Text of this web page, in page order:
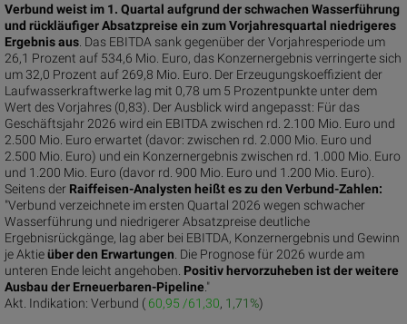
Verbund weist im 1. Quartal aufgrund der schwachen Wasserführung
und rückläufiger Absatzpreise ein zum Vorjahresquartal niedrigeres
Ergebnis aus . Das EBITDA sank gegenüber der Vorjahresperiode um
26,1 Prozent auf 534,6 Mio. Euro, das Konzernergebnis verringerte sich
um 32,0 Prozent auf 269,8 Mio. Euro. Der Erzeugungskoeffizient der
Laufwasserkraftwerke lag mit 0,78 um 5 Prozentpunkte unter dem
Wert des Vorjahres (0,83). Der Ausblick wird angepasst: Für das
Geschäftsjahr 2026 wird ein EBITDA zwischen rd. 2.100 Mio. Euro und
2.500 Mio. Euro erwartet (davor: zwischen rd. 2.000 Mio. Euro und
2.500 Mio. Euro) und ein Konzernergebnis zwischen rd. 1.000 Mio. Euro
und 1.200 Mio. Euro (davor rd. 900 Mio. Euro und 1.200 Mio. Euro).
Seitens der Raiffeisen-Analysten heißt es zu den Verbund-Zahlen:
"Verbund verzeichnete im ersten Quartal 2026 wegen schwacher
Wasserführung und niedrigerer Absatzpreise deutliche
Ergebnisrückgänge, lag aber bei EBITDA, Konzernergebnis und Gewinn
je Aktieüber den Erwartungen . Die Prognose für 2026 wurde am
unteren Ende leicht angehoben. Positiv hervorzuheben ist der weitere
Ausbau der Erneuerbaren-Pipeline ."
Verbund (
Akt. Indikation: 60,95 /61,30, 1,71%)